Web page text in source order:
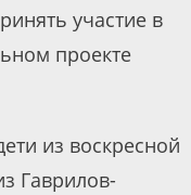
участие в
проекте
из воскресной
Гаврилов-